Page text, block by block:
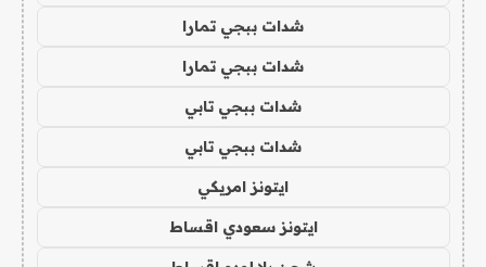
شدات ببجي تمارا
شدات ببجي تمارا
شدات ببجي تابي
شدات ببجي تابي
ايتونز امريكي
ايتونز سعودي اقساط